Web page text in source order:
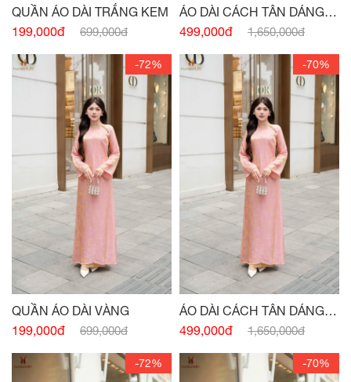
QUẦN ÁO DÀI TRẮNG KEM
199,000đ
699,000đ
ÁO DÀI CÁCH TÂN DÁNG
XUÔNG CỔ 3 PHÂN CAM
499,000đ 1,650,000đ
-72%
QUẦN ÁO DÀI VÀNG
199,000đ
699,000đ
-70%
ÁO DÀI CÁCH TÂN DÁNG
XUÔNG CỔ 3 PHÂN HỒNG
499,000đ 1,650,000đ
-72% -70%